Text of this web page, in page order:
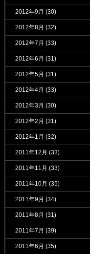
2012年9月 (30)
2012年8月 (32)
2012年7月 (33)
2012年6月 (31)
2012年5月 (31)
2012年4月 (33)
2012年3月 (30)
2012年2月 (31)
2012年1月 (32)
2011年12月 (33)
2011年11月 (33)
2011年10月 (35)
2011年9月 (34)
2011年8月 (31)
2011年7月 (39)
2011年6月 (35)